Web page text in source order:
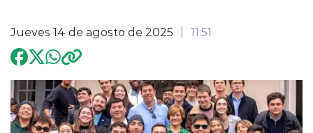
Deportes
Entrevistas
Programación
Jueves 14 de agosto de 2025 11:51